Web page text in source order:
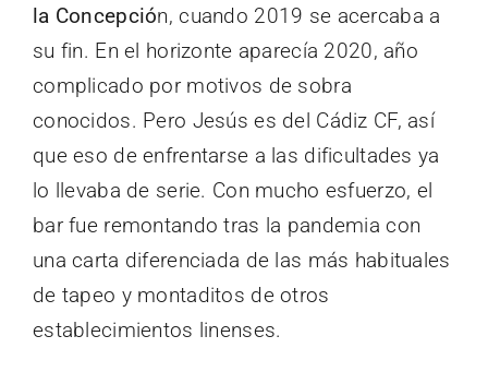
la Concepción, cuando 2019 se acercaba a
su fin. En el horizonte aparecía 2020, año
complicado por motivos de sobra
conocidos. Pero Jesús es del Cádiz CF, así
que eso de enfrentarse a las dificultades ya
lo llevaba de serie. Con mucho esfuerzo, el
bar fue remontando tras la pandemia con
una carta diferenciada de las más habituales
de tapeo y montaditos de otros
establecimientos linenses.